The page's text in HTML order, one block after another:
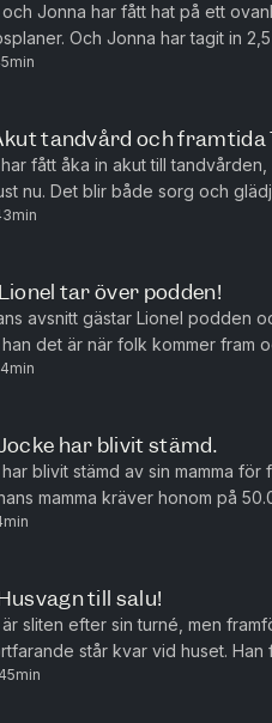
Jonna har fått hat på ett
Och Jonna har tagit in
de ska förnya sina löften.
tandvård och framtida
fått åka in akut till
nu. Det blir både sorg och
tar över podden!
avsnitt gästar Lionel podden
det är när folk kommer fram
Jockes konserter?
har blivit stämd.
blivit stämd av sin mamma
mamma kräver honom på
han?
till salu!
sliten efter sin turné, men
står kvar vid huset.
som han är rädd för vad Jonna
45min